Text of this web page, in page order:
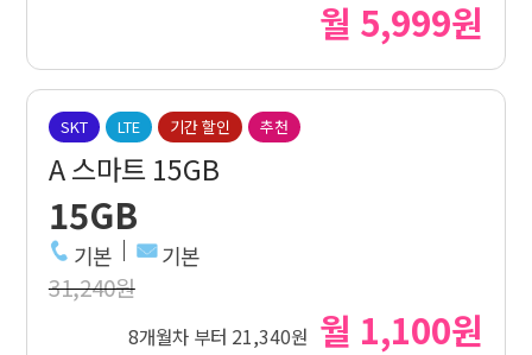
월 5,999원
SKT LTE 기간 할인 추천
A 스마트 15GB
15GB
기본 기본
31,240원
8개월차 부터 21,340원 월 1,100원